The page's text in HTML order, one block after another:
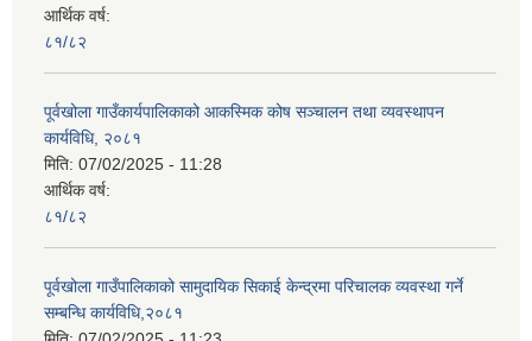
आर्थिक वर्ष:
८१/८२
पूर्वखोला गाउँकार्यपालिकाको आकस्मिक कोष सञ्चालन तथा व्यवस्थापन
कार्यविधि, २०८१
मिति: 07/02/2025 - 11:28
आर्थिक वर्ष:
८१/८२
पूर्वखोला गाउँपालिकाको सामुदायिक सिकाई केन्द्रमा परिचालक व्यवस्था गर्ने
सम्बन्धि कार्यविधि,२०८१